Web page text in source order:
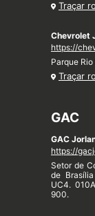
Traçar
Chevrolet
https://
Parque
Traçar
GAC
GAC
https://
Setor de
de
UC4.
900.